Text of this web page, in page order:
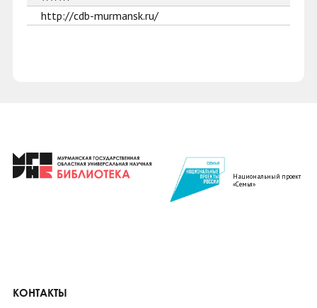
http://cdb-murmansk.ru/
Национальный проект
«Семья»
КОНТАКТЫ